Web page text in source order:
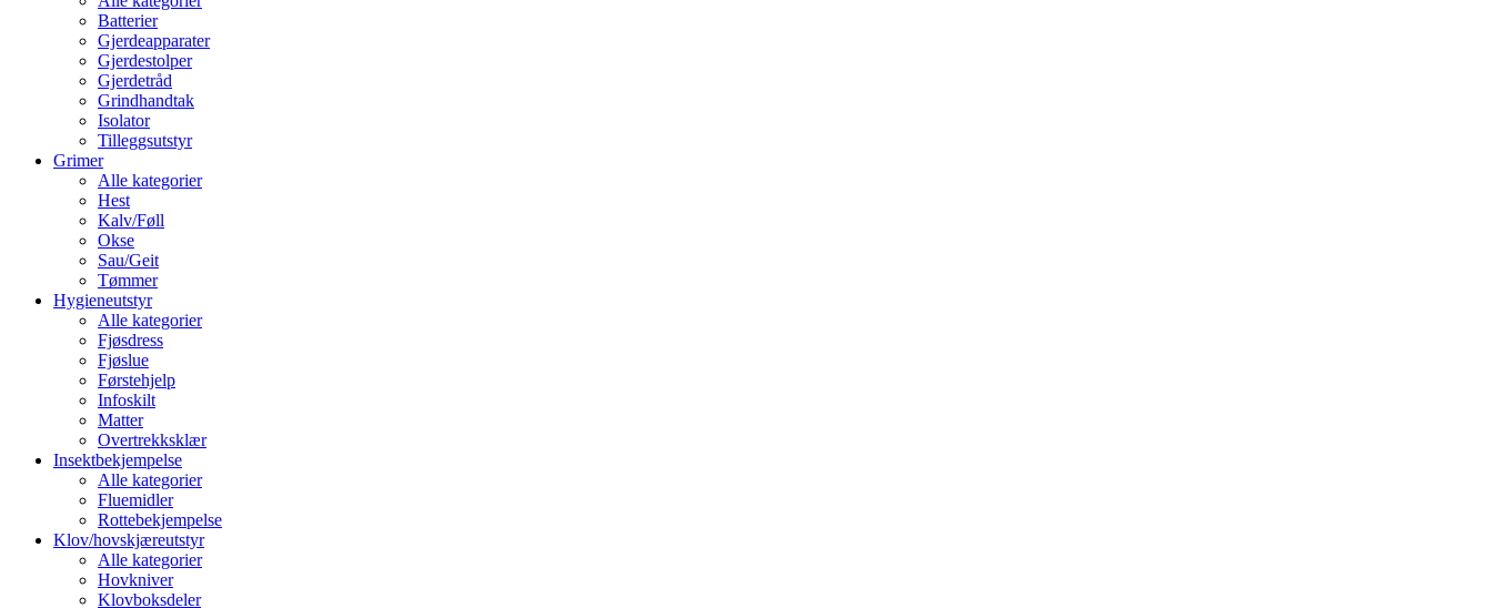
Batterier
Gjerdeapparater
Gjerdestolper
Gjerdetråd
Grindhandtak
Isolator
Tilleggsutstyr
Grimer
Alle kategorier
Hest
Kalv/Føll
Okse
Sau/Geit
Tømmer
Hygieneutstyr
Alle kategorier
Fjøsdress
Fjøslue
Førstehjelp
Infoskilt
Matter
Overtrekksklær
Insektbekjempelse
Alle kategorier
Fluemidler
Rottebekjempelse
Klov/hovskjæreutstyr
Alle kategorier
Hovkniver
Klovboksdeler